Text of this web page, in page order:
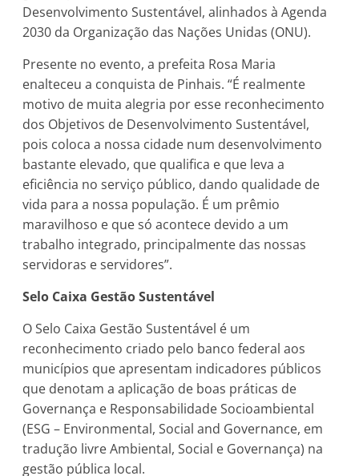
Desenvolvimento Sustentável, alinhados à Agenda
2030 da Organização das Nações Unidas (ONU).
Presente no evento, a prefeita Rosa Maria
enalteceu a conquista de Pinhais. “É realmente
motivo de muita alegria por esse reconhecimento
dos Objetivos de Desenvolvimento Sustentável,
pois coloca a nossa cidade num desenvolvimento
bastante elevado, que qualifica e que leva a
eficiência no serviço público, dando qualidade de
vida para a nossa população. É um prêmio
maravilhoso e que só acontece devido a um
trabalho integrado, principalmente das nossas
servidoras e servidores”.
Selo Caixa Gestão Sustentável
O Selo Caixa Gestão Sustentável é um
reconhecimento criado pelo banco federal aos
municípios que apresentam indicadores públicos
que denotam a aplicação de boas práticas de
Governança e Responsabilidade Socioambiental
(ESG – Environmental, Social and Governance, em
tradução livre Ambiental, Social e Governança) na
gestão pública local.